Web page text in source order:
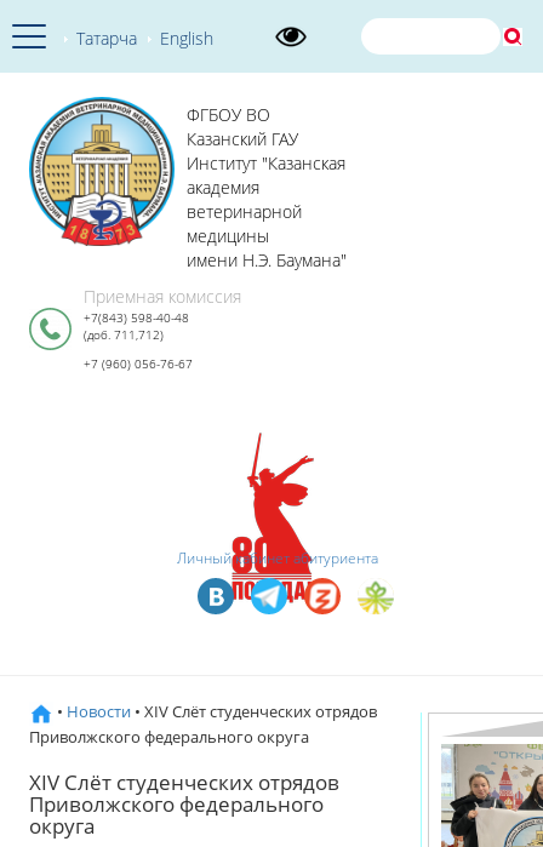
Татарча English
ФГБОУ ВО
Казанский ГАУ
Институт "Казанская
академия
ветеринарной
медицины
имени Н.Э. Баумана"
Приемная комиссия
+7(843) 598-40-48
(доб. 711,712)
+7 (960) 056-76-67
Личный кабинет абитуриента
• Новости • XIV Слёт студенческих отрядов
Приволжского федерального округа
XIV Слёт студенческих отрядов
Приволжского федерального
округа